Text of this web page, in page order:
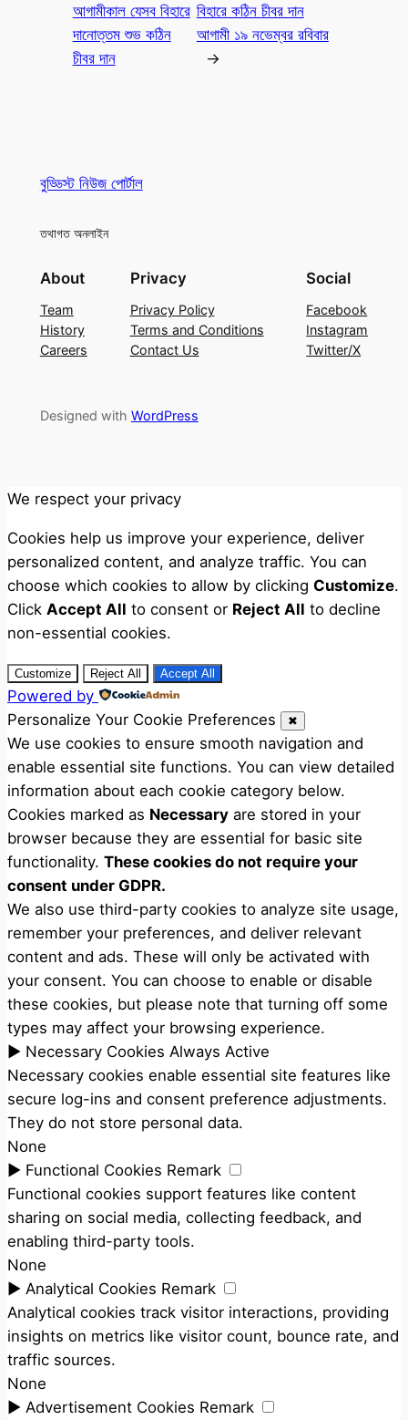
আগামীকাল যেসব বিহারে
দানোত্তম শুভ কঠিন
চীবর দান
বিহারে কঠিন চীবর দান
আগামী ১৯ নভেম্বর রবিবার
→
বুড্ডিস্ট নিউজ পোর্টাল
তথাগত অনলাইন
About
Team
History
Careers
Privacy
Privacy Policy
Terms and Conditions
Contact Us
Social
Facebook
Instagram
Twitter/X
Designed with WordPress
We respect your privacy
Cookies help us improve your experience, deliver
personalized content, and analyze traffic. You can
choose which cookies to allow by clicking Customize.
Click Accept All to consent or Reject All to decline
non-essential cookies.
Customize Reject All Accept All
Powered by
Personalize Your Cookie Preferences
✖
We use cookies to ensure smooth navigation and
enable essential site functions. You can view detailed
information about each cookie category below.
Cookies marked as Necessary are stored in your
browser because they are essential for basic site
functionality. These cookies do not require your
consent under GDPR.
We also use third-party cookies to analyze site usage,
remember your preferences, and deliver relevant
content and ads. These will only be activated with
your consent. You can choose to enable or disable
these cookies, but please note that turning off some
types may affect your browsing experience.
► Necessary Cookies Always Active
Necessary cookies enable essential site features like
secure log-ins and consent preference adjustments.
They do not store personal data.
None
► Functional Cookies Remark
Functional cookies support features like content
sharing on social media, collecting feedback, and
enabling third-party tools.
None
► Analytical Cookies Remark
Analytical cookies track visitor interactions, providing
insights on metrics like visitor count, bounce rate, and
traffic sources.
None
► Advertisement Cookies Remark